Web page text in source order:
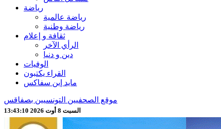
رياضة
رياضة عالمية
رياضة وطنية
ثقافة و إعلام
الرأي الآخر
دين و دنيا
الوفيات
القراء يكتبون
مايد إين سفاكس
موقع الصحفيين التونسيين بصفاقس
السبت 8 أوت 2026 13:43:12